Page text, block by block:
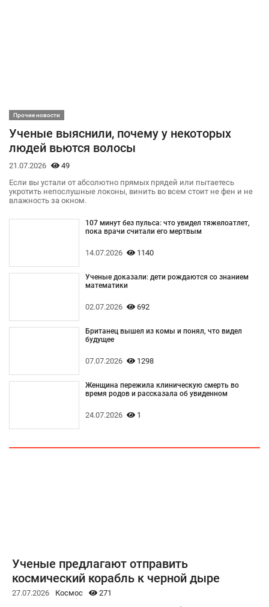
Прочие новости
Ученые выяснили, почему у некоторых
людей вьются волосы
21.07.2026
49
Если вы устали от абсолютно прямых прядей или пытаетесь
укротить непослушные локоны, винить во всем стоит не фен и не
влажность за окном.
107 минут без пульса: что увидел тяжелоатлет,
пока врачи считали его мертвым
14.07.2026 1140
Ученые доказали: дети рождаются со знанием
математики
02.07.2026 692
Британец вышел из комы и понял, что видел
будущее
07.07.2026 1298
Женщина пережила клиническую смерть во
время родов и рассказала об увиденном
24.07.2026 1
Ученые предлагают отправить
космический корабль к черной дыре
27.07.2026 Космос
271